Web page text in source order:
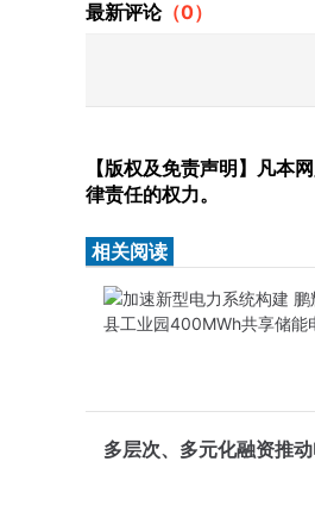
最新评论（0）
【版权及免责声明】凡本
律责任的权力。
相关阅读
多层次、多元化融资推